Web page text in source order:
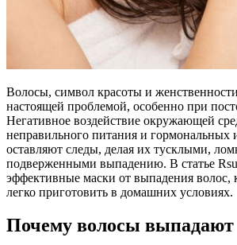
Волосы, символ красоты и
настоящей проблемой, особенно при
Негативное воздействие окружающей
неправильного питания и гормональных
оставляют следы, делая их тусклыми,
подверженными выпадению. В статье
эффективные маски от выпадения волос,
легко приготовить в домашних условиях.
Почему волосы выпадают